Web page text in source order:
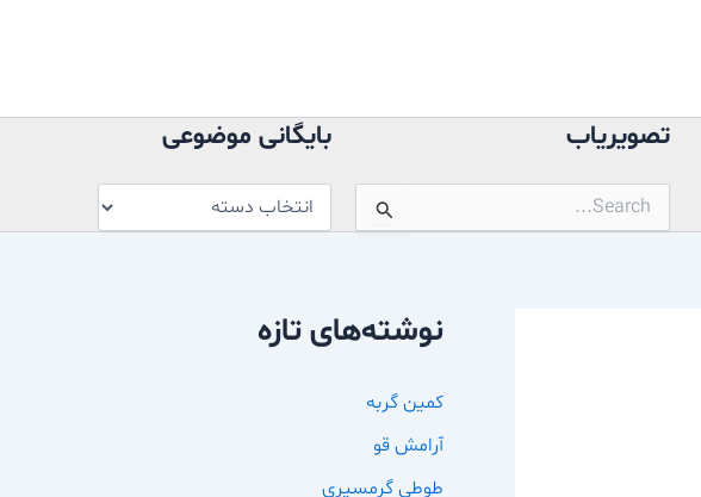
تصویریاب
جستجو
برای:
بایگانی موضوعی
نوشته‌های تازه
کمین گربه
آرامش قو
طوطی گرمسیری